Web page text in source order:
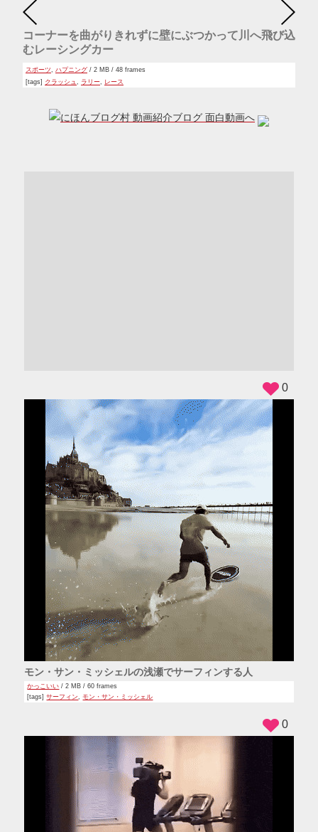
コーナーを曲がりきれずに壁にぶつかって川へ飛び込
むレーシングカー
スポーツ, ハプニング / 2 MB / 48 frames
[tags] クラッシュ ラリー レース
モン・サン・ミッシェルの浅瀬でサーフィンする人
かっこいい / 2 MB / 60 frames
[tags]サーフィン,モン・サン・ミッシェル
0
0